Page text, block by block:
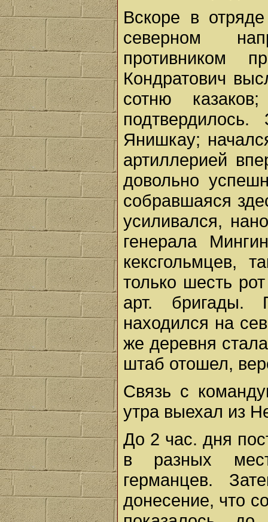
Вскоре в
северном
противником
Кондратович
сотню
Янишкау;
артиллерией
довольно
собравшаяся
усиливался,
генерала
кексгольмцев,
только шесть
арт. бригады.
находился на
же деревня
штаб отошел,
Связь с
утра выехал из
До 2 час. дня
в разных
германцев.
донесение, что